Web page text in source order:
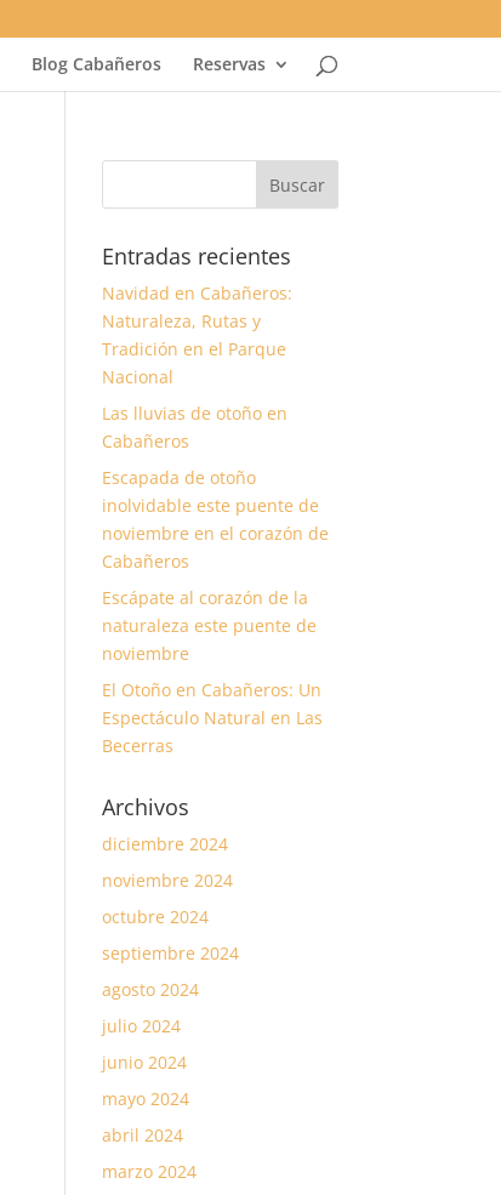
Blog Cabañeros Reservas
Entradas recientes
Navidad en Cabañeros:
Naturaleza, Rutas y
Tradición en el Parque
Nacional
Las lluvias de otoño en
Cabañeros
Escapada de otoño
inolvidable este puente de
noviembre en el corazón de
Cabañeros
Escápate al corazón de la
naturaleza este puente de
noviembre
El Otoño en Cabañeros: Un
Espectáculo Natural en Las
Becerras
Archivos
diciembre 2024
noviembre 2024
octubre 2024
septiembre 2024
agosto 2024
julio 2024
junio 2024
mayo 2024
abril 2024
marzo 2024